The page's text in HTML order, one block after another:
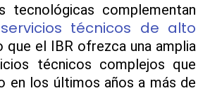
tecnológicas complementan
servicios técnicos de alto
que el IBR ofrezca una amplia
técnicos complejos que
en los últimos años a más de